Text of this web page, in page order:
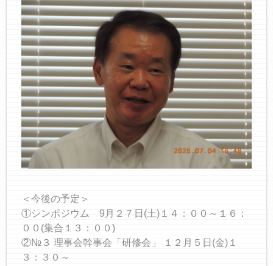
＜今後の予定＞
①シンポジウム 9月２７日(土)１４：００～１６：
００(集合１３：００)
②№３ 理事会幹事会「研修会」 １２月５日(金)１
３：３０～